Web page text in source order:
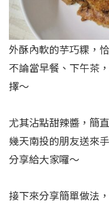
外酥內軟的芋巧粿，
不論當早餐、下午茶
擇～
尤其沾點甜辣醬，簡
幾天南投的朋友送來
分享給大家囉～
接下來分享簡單做法